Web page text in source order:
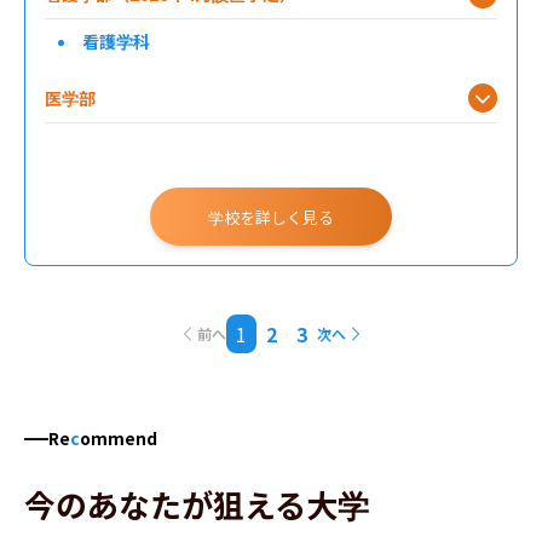
看護学科
医学部
学校を詳しく見る
前へ 1 2 3 次へ
Recommend
今のあなたが狙える大学